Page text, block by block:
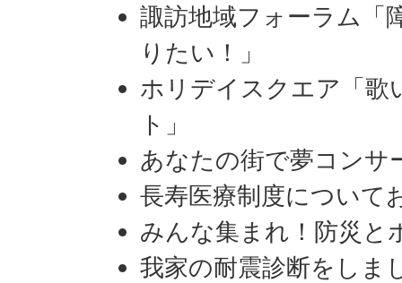
諏訪地域フォーラム「
りたい！」
ホリデイスクエア「歌
ト」
あなたの街で夢コンサ
長寿医療制度について
みんな集まれ！防災と
我家の耐震診断をしま